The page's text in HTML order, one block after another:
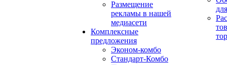
Размещение
рекламы в нашей
медиасети
Комплексные
предложения
Эконом-комбо
Стандарт-Комбо